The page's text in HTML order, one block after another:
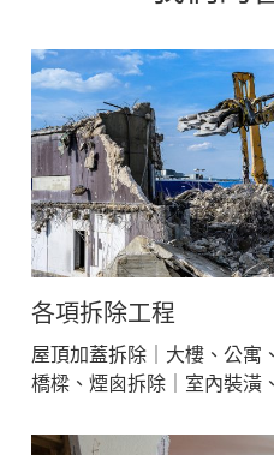
各項拆除工程
屋頂加蓋拆除｜大樓、公寓
橋樑、煙囪拆除｜室內裝潢